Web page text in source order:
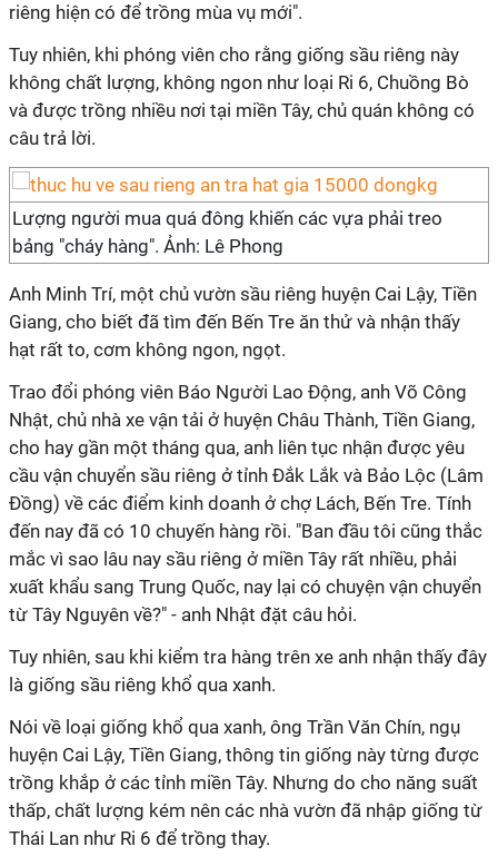
riêng hiện có để trồng mùa vụ mới".
Tuy nhiên, khi phóng viên cho rằng giống sầu riêng này
không chất lượng, không ngon như loại Ri 6, Chuồng Bò
và được trồng nhiều nơi tại miền Tây, chủ quán không có
câu trả lời.
Lượng người mua quá đông khiến các vựa phải treo
bảng "cháy hàng". Ảnh: Lê Phong
Anh Minh Trí, một chủ vườn sầu riêng huyện Cai Lậy, Tiền
Giang, cho biết đã tìm đến Bến Tre ăn thử và nhận thấy
hạt rất to, cơm không ngon, ngọt.
Trao đổi phóng viên Báo Người Lao Động, anh Võ Công
Nhật, chủ nhà xe vận tải ở huyện Châu Thành, Tiền Giang,
cho hay gần một tháng qua, anh liên tục nhận được yêu
cầu vận chuyển sầu riêng ở tỉnh Đắk Lắk và Bảo Lộc (Lâm
Đồng) về các điểm kinh doanh ở chợ Lách, Bến Tre. Tính
đến nay đã có 10 chuyến hàng rồi. "Ban đầu tôi cũng thắc
mắc vì sao lâu nay sầu riêng ở miền Tây rất nhiều, phải
xuất khẩu sang Trung Quốc, nay lại có chuyện vận chuyển
từ Tây Nguyên về?" - anh Nhật đặt câu hỏi.
Tuy nhiên, sau khi kiểm tra hàng trên xe anh nhận thấy đây
là giống sầu riêng khổ qua xanh.
Nói về loại giống khổ qua xanh, ông Trần Văn Chín, ngụ
huyện Cai Lậy, Tiền Giang, thông tin giống này từng được
trồng khắp ở các tỉnh miền Tây. Nhưng do cho năng suất
thấp, chất lượng kém nên các nhà vườn đã nhập giống từ
Thái Lan như Ri 6 để trồng thay.